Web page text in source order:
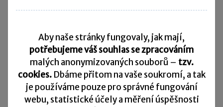
10. 8. 2026
Splatnost daně za červen 2026
20. 8. 2026
Měsíční odvod úhrnu sražených záloh na daň z příjmů
fyzických osob ze závislé činnosti za červenec 2026
Aby naše stránky fungovaly, jak mají,
potřebujeme váš souhlas se zpracováním
malých anonymizovaných souborů – tzv.
cookies. Dbáme přitom na vaše soukromí, a tak
je používáme pouze pro správné fungování
webu, statistické účely a měření úspěšnosti